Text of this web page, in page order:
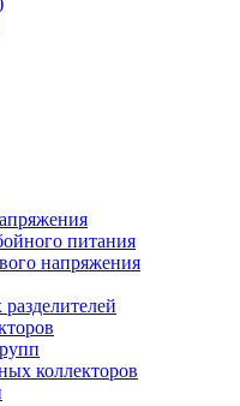
питания
напряжения
коллекторов